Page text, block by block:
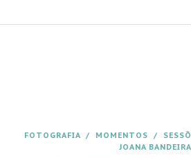
FOTOGRAFIA / MOMENTOS /
JOANA BANDEIRA